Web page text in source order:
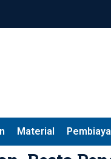
Material